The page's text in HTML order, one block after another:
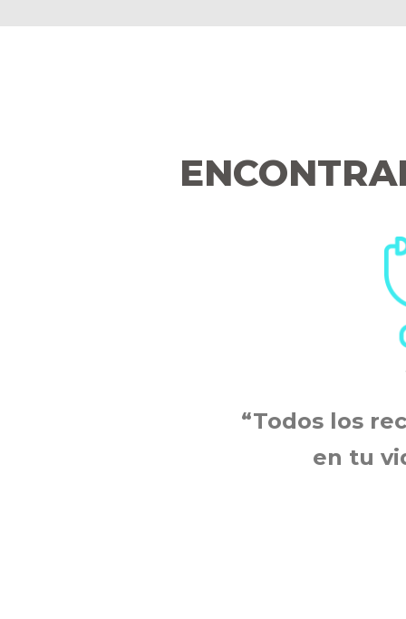
“Todos los
en tu